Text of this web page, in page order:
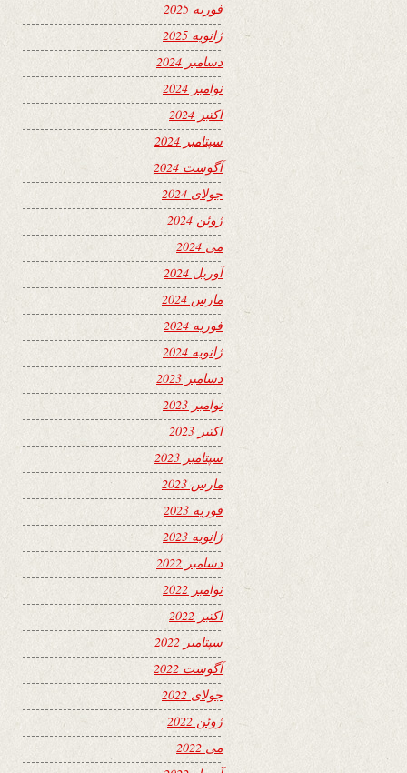
فوریه 2025
ژانویه 2025
دسامبر 2024
نوامبر 2024
اکتبر 2024
سپتامبر 2024
آگوست 2024
جولای 2024
ژوئن 2024
می 2024
آوریل 2024
مارس 2024
فوریه 2024
ژانویه 2024
دسامبر 2023
نوامبر 2023
اکتبر 2023
سپتامبر 2023
مارس 2023
فوریه 2023
ژانویه 2023
دسامبر 2022
نوامبر 2022
اکتبر 2022
سپتامبر 2022
آگوست 2022
جولای 2022
ژوئن 2022
می 2022